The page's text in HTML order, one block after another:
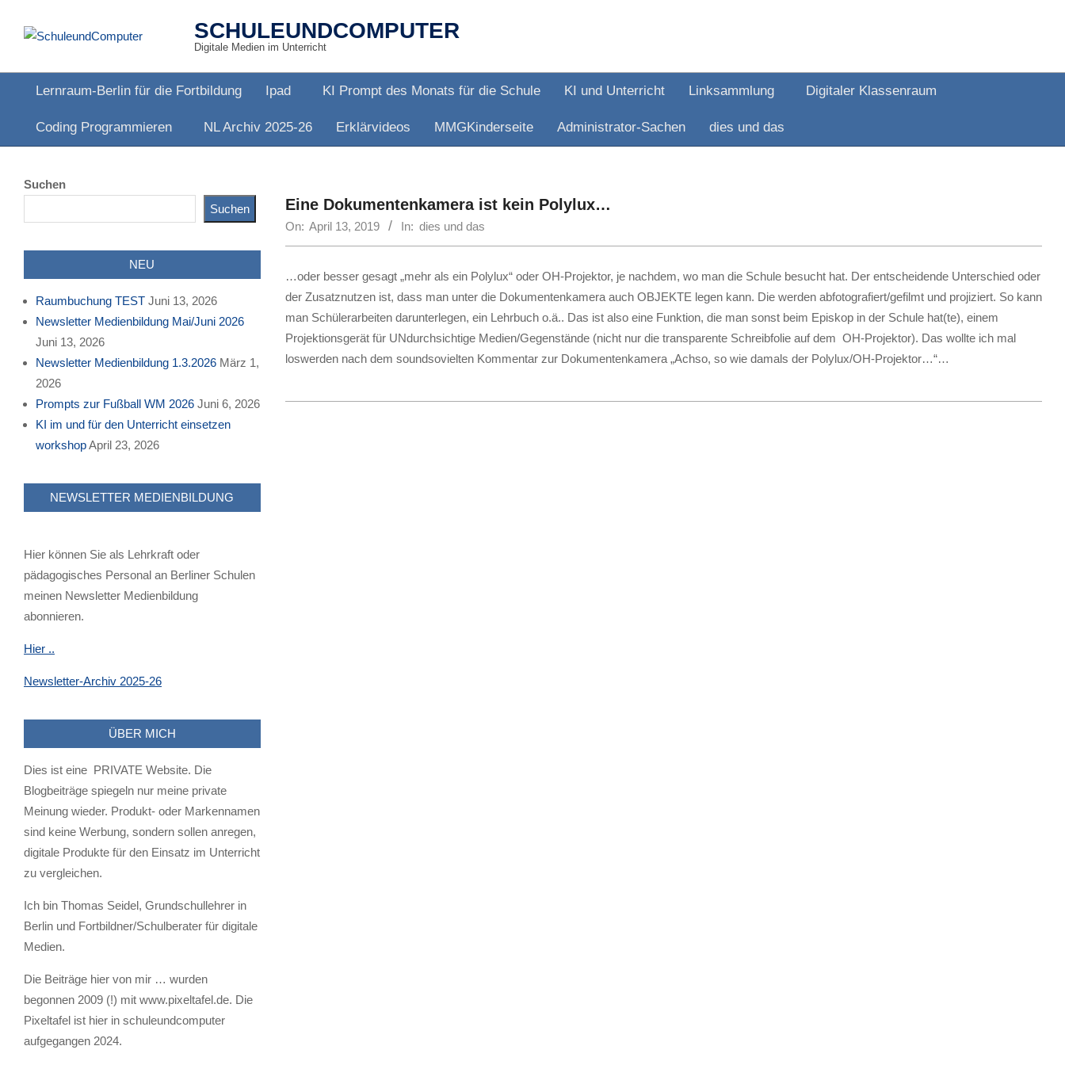
SCHULEUNDCOMPUTER
Digitale Medien im Unterricht
Navigation
Lernraum-Berlin für die Fortbildung Ipad KI Prompt des Monats für die Schule KI und Unterricht Linksammlung Digitaler Klassenraum
Coding Programmieren NL Archiv 2025-26 Erklärvideos MMGKinderseite Administrator-Sachen dies und das
Eine Dokumentenkamera ist kein Polylux…
On: April 13, 2019 In: dies und das
…oder besser gesagt „mehr als ein Polylux“ oder OH-Projektor, je nachdem, wo man die Schule besucht hat. Der entscheidende Unterschied oder
der Zusatznutzen ist, dass man unter die Dokumentenkamera auch OBJEKTE legen kann. Die werden abfotografiert/gefilmt und projiziert. So kann
man Schülerarbeiten darunterlegen, ein Lehrbuch o.ä.. Das ist also eine Funktion, die man sonst beim Episkop in der Schule hat(te), einem
Projektionsgerät für UNdurchsichtige Medien/Gegenstände (nicht nur die transparente Schreibfolie auf dem OH-Projektor). Das wollte ich mal
loswerden nach dem soundsovielten Kommentar zur Dokumentenkamera „Achso, so wie damals der Polylux/OH-Projektor…“…
Suchen
Suchen
NEU
Raumbuchung TEST Juni 13, 2026
Newsletter Medienbildung Mai/Juni 2026
Juni 13, 2026
Newsletter Medienbildung 1.3.2026 März 1,
2026
Prompts zur Fußball WM 2026 Juni 6, 2026
KI im und für den Unterricht einsetzen
workshopApril 23, 2026
NEWSLETTER MEDIENBILDUNG
Hier können Sie als Lehrkraft oder
pädagogisches Personal an Berliner Schulen
meinen Newsletter Medienbildung
abonnieren.
Hier ..
Newsletter-Archiv 2025-26
ÜBER MICH
Dies ist eine PRIVATE Website. Die
Blogbeiträge spiegeln nur meine private
Meinung wieder. Produkt- oder Markennamen
sind keine Werbung, sondern sollen anregen,
digitale Produkte für den Einsatz im Unterricht
zu vergleichen.
Ich bin Thomas Seidel, Grundschullehrer in
Berlin und Fortbildner/Schulberater für digitale
Medien.
Die Beiträge hier von mir … wurden
begonnen 2009 (!) mit www.pixeltafel.de. Die
Pixeltafel ist hier in schuleundcomputer
aufgegangen 2024.